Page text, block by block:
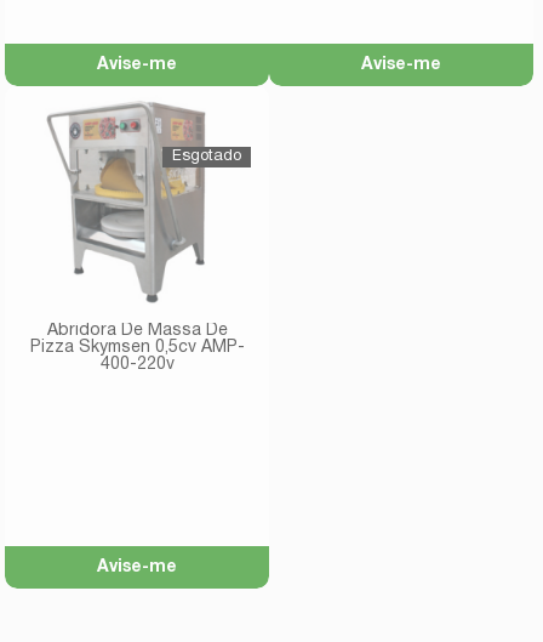
Avise-me Avise-me
Abridora De Massa De
Pizza Skymsen 0,5cv AMP-
400-220v
Avise-me